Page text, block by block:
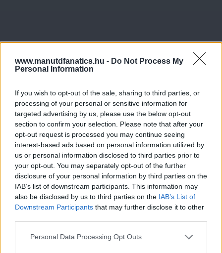
www.manutdfanatics.hu - Do Not Process My
Personal Information
If you wish to opt-out of the sale, sharing to third parties, or
processing of your personal or sensitive information for
targeted advertising by us, please use the below opt-out
section to confirm your selection. Please note that after your
opt-out request is processed you may continue seeing
interest-based ads based on personal information utilized by
us or personal information disclosed to third parties prior to
your opt-out. You may separately opt-out of the further
disclosure of your personal information by third parties on the
IAB’s list of downstream participants. This information may
also be disclosed by us to third parties on the IAB’s List of
Downstream Participants that may further disclose it to other
Please note that this website/app uses one or more Google
Personal Data Processing Opt Outs